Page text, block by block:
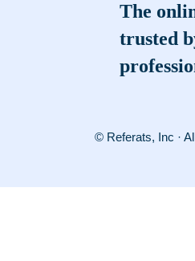
The
trusted
© Referats, Inc ·